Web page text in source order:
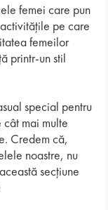
femei care pun
pe care
femeilor
printr-un stil
special pentru
mai multe
Credem că,
noastre, nu
secțiune